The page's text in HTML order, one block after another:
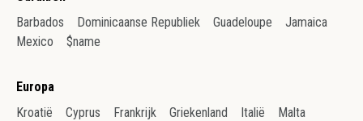
Barbados
Dominicaanse Republiek Guadeloupe
Jamaica
Mexico
$name
Europa
Kroatië
Cyprus Frankrijk Griekenland Italië
Malta